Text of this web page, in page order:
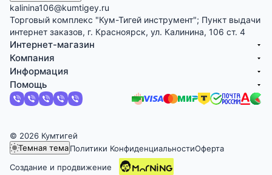
kalinina106@kumtigey.ru
Торговый комплекс "Кум-Тигей инструмент"; Пункт выдачи
интернет заказов, г. Красноярск, ул. Калинина, 106 ст. 4
Интернет-магазин
Компания
Информация
Помощь
© 2026 Кумтигей
Темная темаПолитики КонфиденциальностиОферта
Создание и продвижение